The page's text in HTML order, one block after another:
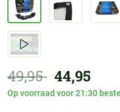
49,95 44,95
Op voorraad voor 21:30